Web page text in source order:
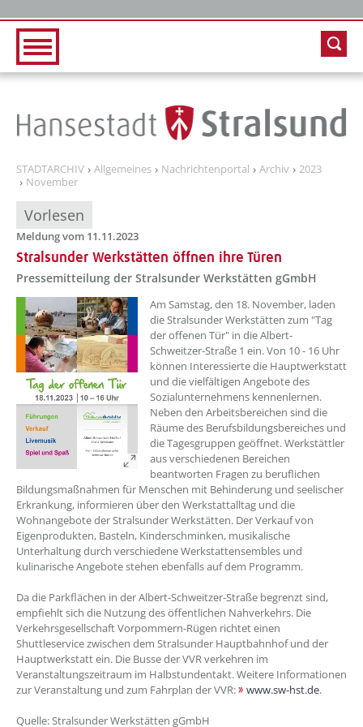
STADTARCHIV Allgemeines Nachrichtenportal Archiv
2023
November
Vorlesen
Meldung vom 11.11.2023
Stralsunder Werkstätten öffnen ihre Türen
Pressemitteilung der Stralsunder Werkstätten gGmbH
??? absaetzeOben[1]/titel ???
Am Samstag, den 18. November, laden
die Stralsunder Werkstätten zum "Tag
der offenen Tür" in die Albert-
Schweitzer-Straße 1 ein. Von 10 - 16 Uhr
können Interessierte die Hauptwerkstatt
und die vielfältigen Angebote des
Sozialunternehmens kennenlernen.
Neben den Arbeitsbereichen sind die
Räume des Berufsbildungsbereiches und
die Tagesgruppen geöffnet. Werkstättler
aus verschiedenen Bereichen
beantworten Fragen zu beruflichen
Bildungsmaßnahmen für Menschen mit Behinderung und seelischer
Erkrankung, informieren über den Werkstattalltag und die
Wohnangebote der Stralsunder Werkstätten. Der Verkauf von
Eigenprodukten, Basteln, Kinderschminken, musikalische
Unterhaltung durch verschiedene Werkstattensembles und
kulinarische Angebote stehen ebenfalls auf dem Programm.
Da die Parkflächen in der Albert-Schweitzer-Straße begrenzt sind,
empfiehlt sich die Nutzung des öffentlichen Nahverkehrs. Die
Verkehrsgesellschaft Vorpommern-Rügen richtet einen
Shuttleservice zwischen dem Stralsunder Hauptbahnhof und der
Hauptwerkstatt ein. Die Busse der VVR verkehren im
Veranstaltungszeitraum im Halbstundentakt. Weitere Informationen
zur Veranstaltung und zum Fahrplan der VVR:
www.sw-hst.de.
Quelle: Stralsunder Werkstätten gGmbH